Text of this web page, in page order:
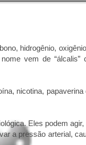
hidrogênio,
vem de “álcalis”
nicotina,
Eles podem agir,
a pressão arterial,